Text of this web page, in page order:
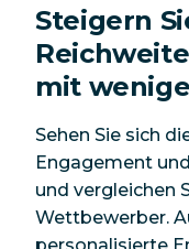
Steigern
mit
Sehen Sie sich
Engagement
und vergleichen
Wettbewerber.
personalisierte